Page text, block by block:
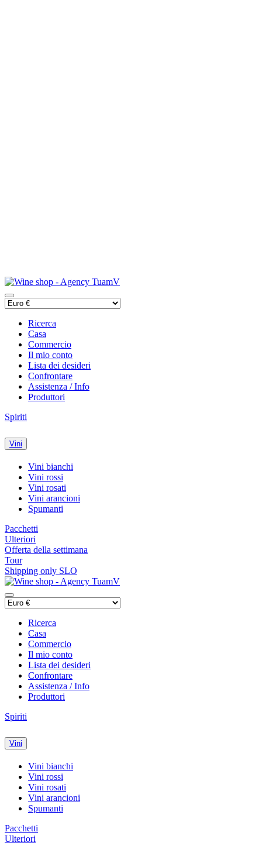
Ricerca
Casa
Commercio
Il mio conto
Lista dei desideri
Confrontare
Assistenza / Info
Produttori
Spiriti
Vini
Vini bianchi
Vini rossi
Vini rosati
Vini arancioni
Spumanti
Pacchetti
Ulteriori
Offerta della settimana
Tour
Shipping only SLO
Ricerca
Casa
Commercio
Il mio conto
Lista dei desideri
Confrontare
Assistenza / Info
Produttori
Spiriti
Vini
Vini bianchi
Vini rossi
Vini rosati
Vini arancioni
Spumanti
Pacchetti
Ulteriori